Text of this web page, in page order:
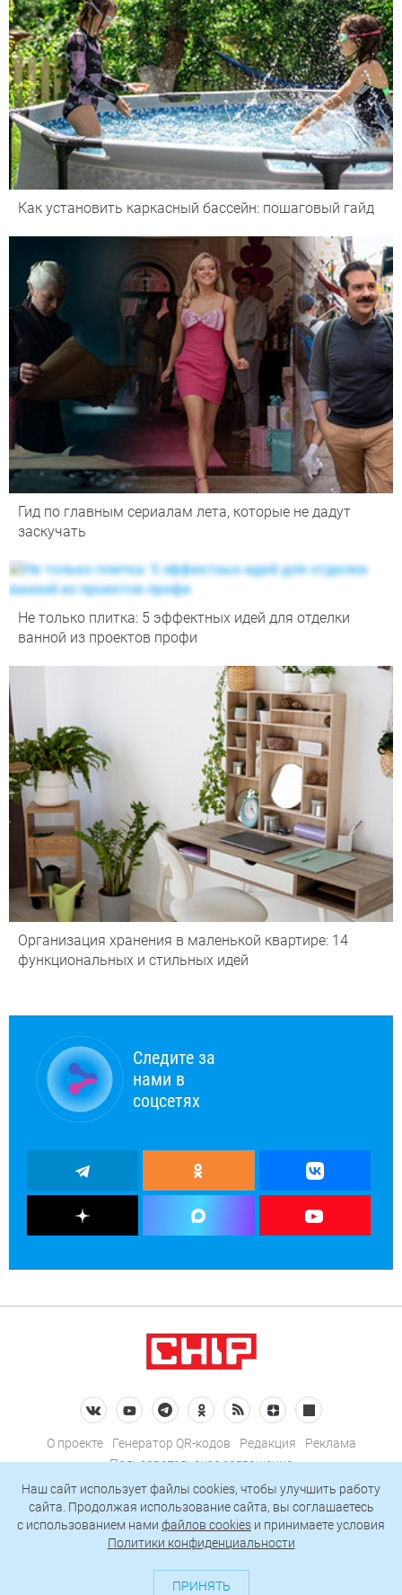
Как установить каркасный бассейн: пошаговый гайд
Гид по главным сериалам лета, которые не дадут
заскучать
Не только плитка: 5 эффектных идей для отделки
ванной из проектов профи
Организация хранения в маленькой квартире: 14
функциональных и стильных идей
Следите за
нами в
соцсетях
О проекте Генератор QR-кодов Редакция
Реклама
Пользовательское соглашение
Политика конфиденциальности
Подписаться на рассылку
127018, Москва, ул. Полковая, д. 3, стр. 4, помещение I, комн. 23
Наш сайт использует файлы cookies, чтобы улучшить работу
сайта. Продолжая использование сайта, вы соглашаетесь
c использованием нами файлов cookies и принимаете условия
Политики конфиденциальности
ПРИНЯТЬ